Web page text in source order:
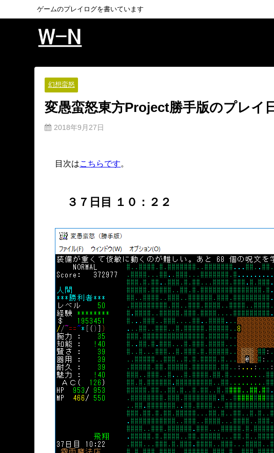
ゲームのプレイログを書いています
幻想蛮怒
変愚蛮怒東方Project勝手版のプレイ
2018年9月27日
目次はこちらです。
３７日目 １０：２２